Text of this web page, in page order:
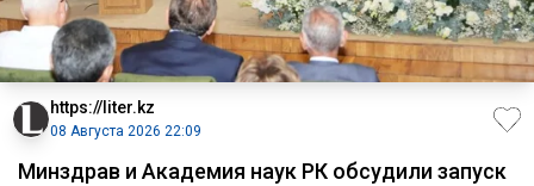
https://liter.kz
08 Августа 2026 22:09
Минздрав и Академия наук РК обсудили запуск